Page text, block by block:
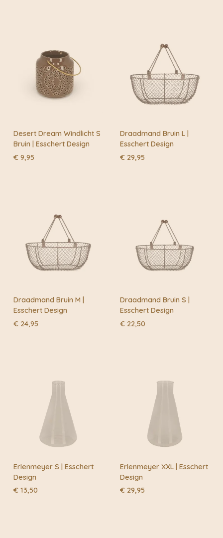
Desert Dream Windlicht S
Bruin | Esschert Design
€ 9,95
Draadmand Bruin L |
Esschert Design
€ 29,95
Draadmand Bruin M |
Esschert Design
€ 24,95
Draadmand Bruin S |
Esschert Design
€ 22,50
Erlenmeyer S | Esschert
Design
€ 13,50
Erlenmeyer XXL | Esschert
Design
€ 29,95